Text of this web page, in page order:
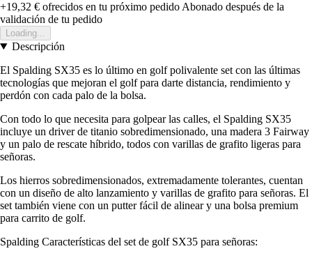
+19,32 € ofrecidos en tu próximo pedido Abonado después de la
validación de tu pedido
Loading...
Descripción
El Spalding SX35 es lo último en golf polivalente set con las últimas
tecnologías que mejoran el golf para darte distancia, rendimiento y
perdón con cada palo de la bolsa.
Con todo lo que necesita para golpear las calles, el Spalding SX35
incluye un driver de titanio sobredimensionado, una madera 3 Fairway
y un palo de rescate híbrido, todos con varillas de grafito ligeras para
señoras.
Los hierros sobredimensionados, extremadamente tolerantes, cuentan
con un diseño de alto lanzamiento y varillas de grafito para señoras. El
set también viene con un putter fácil de alinear y una bolsa premium
para carrito de golf.
Spalding Características del set de golf SX35 para señoras: